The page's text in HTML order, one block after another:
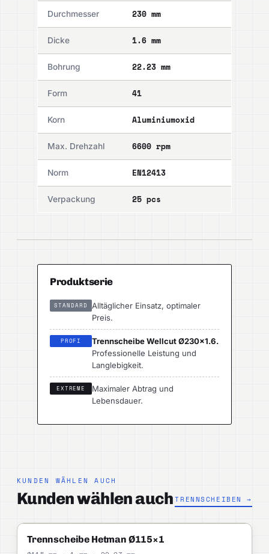
Durchmesser 230 mm
Dicke 1.6 mm
Bohrung 22.23 mm
Form 41
Korn Aluminiumoxid
Max. Drehzahl 6600 rpm
Norm EN12413
Verpackung 25 pcs
Produktserie
STANDARD
Alltäglicher Einsatz, optimaler
Preis.
PROFI
Trennscheibe Wellcut Ø230×1.6.
Professionelle Leistung und
Langlebigkeit.
EXTREME
Maximaler Abtrag und
Lebensdauer.
KUNDEN WÄHLEN AUCH
Kunden wählen auch TRENNSCHEIBEN →
STANDARD
Trennscheibe Hetman Ø115×1